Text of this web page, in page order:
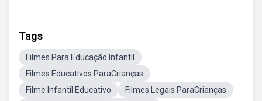
Tags
Filmes Para Educação Infantil
Filmes Educativos ParaCrianças
Filme Infantil Educativo
Filmes Legais ParaCrianças